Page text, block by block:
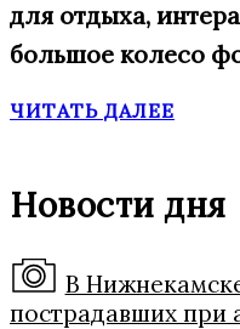
для отдыха,
большое колесо
ЧИТАТЬ ДАЛЕЕ
Новости дня
В
пострадавших при